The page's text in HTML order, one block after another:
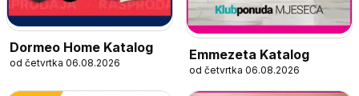
Dormeo Home Katalog
od četvrtka 06.08.2026
Emmezeta Katalog
od četvrtka 06.08.2026